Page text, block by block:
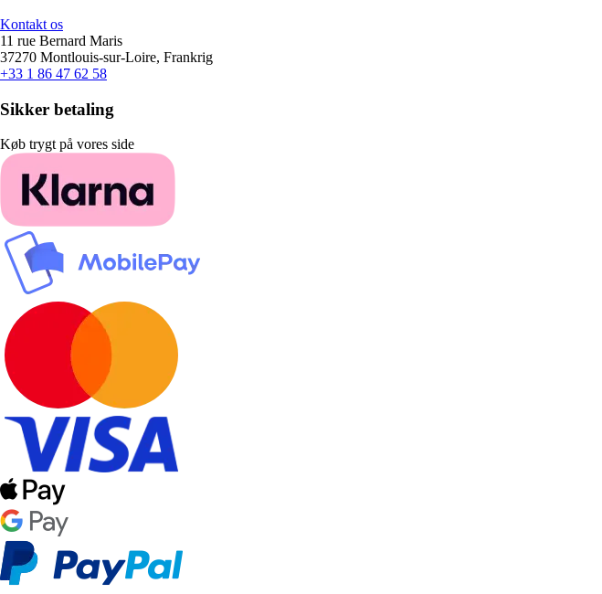
Kontakt os
11 rue Bernard Maris
37270 Montlouis-sur-Loire, Frankrig
+33 1 86 47 62 58
Sikker betaling
Køb trygt på vores side